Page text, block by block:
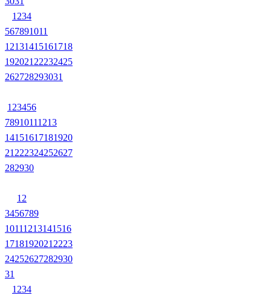
1 234
567891011
12131415161718
192021 22232425
262728293031
1 23456
78910111213
14151617181920
21 222324252627
282930
1 2
3456789
10111213141516
1718192021 2223
24252627282930
31
1 234